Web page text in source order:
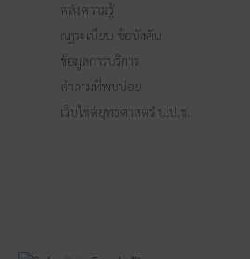
คลังความรู้
กฎระเบียบ ข้อบังคับ
ข้อมูลการบริการ
คำถามที่พบบ่อย
เว็บไซต์ยุทธศาสตร์ ป.ป.ช.